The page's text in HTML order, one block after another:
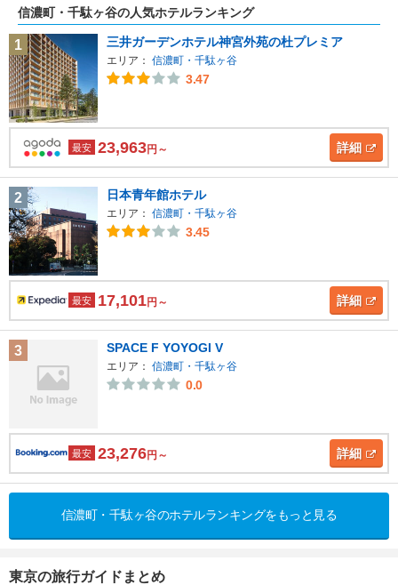
信濃町・千駄ヶ谷の人気ホテルランキング
1 三井ガーデンホテル神宮外苑の杜プレミア
エリア： 信濃町・千駄ヶ谷
3.47
最安 23,963円～ 詳細
2 日本青年館ホテル
エリア： 信濃町・千駄ヶ谷
3.45
最安 17,101円～ 詳細
3 SPACE F YOYOGI V
エリア： 信濃町・千駄ヶ谷
0.0
最安 23,276円～ 詳細
信濃町・千駄ヶ谷のホテルランキングをもっと見る
東京の旅行ガイドまとめ